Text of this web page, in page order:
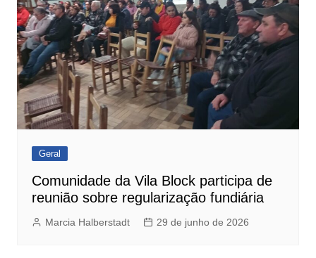
Geral
Comunidade da Vila Block participa de
reunião sobre regularização fundiária
Marcia Halberstadt 29 de junho de 2026